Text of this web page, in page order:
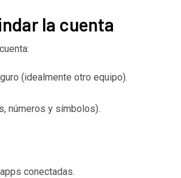
la cuenta
(idealmente otro equipo).
números y símbolos).
conectadas.